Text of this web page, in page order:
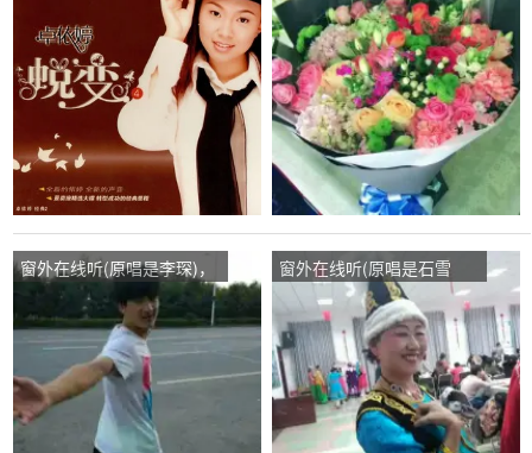
婷)，没有昵称演唱点播:37
次
春天的记忆演唱点播:141次
窗外在线听(原唱是李琛)，
玉缘用一生来守护演唱点
播:59次
窗外在线听(原唱是石雪
峰)，演唱点播:68次